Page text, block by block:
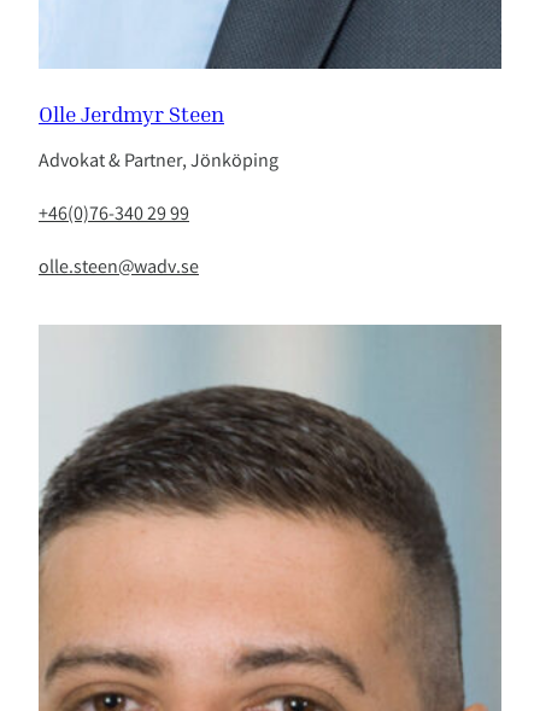
Olle Jerdmyr Steen
Advokat & Partner, Jönköping
+46(0)76-340 29 99
olle.steen@wadv.se